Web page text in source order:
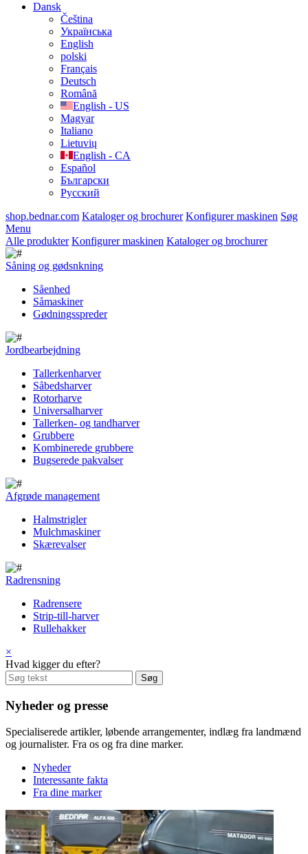
Dansk
Čeština
Українська
English
polski
Français
Deutsch
Română
English - US
Magyar
Italiano
Lietuvių
English - CA
Español
Български
Русский
shop.bednar.com Kataloger og brochurer Konfigurer maskinen Søg
Menu
Alle produkter Konfigurer maskinen Kataloger og brochurer
Såning og gødsnkning
Såenhed
Såmaskiner
Gødningsspreder
Jordbearbejdning
Tallerkenharver
Såbedsharver
Rotorharve
Universalharver
Tallerken- og tandharver
Grubbere
Kombinerede grubbere
Bugserede pakvalser
Afgrøde management
Halmstrigler
Mulchmaskiner
Skærevalser
Radrensning
Radrensere
Strip-till-harver
Rullehakker
×
Hvad kigger du efter?
Nyheder og presse
Specialiserede artikler, løbende arrangementer, indlæg fra landmænd
og journalister. Fra os og fra dine marker.
Nyheder
Interessante fakta
Fra dine marker